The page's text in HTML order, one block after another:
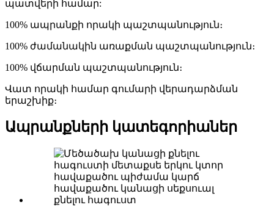
պատվերի համար:
100% ապրանքի որակի պաշտպանություն։
100% ժամանակին առաքման պաշտպանություն։
100% վճարման պաշտպանություն։
Վատ որակի համար գումարի վերադարձման
երաշխիք։
Ապրանքների կատեգորիաներ